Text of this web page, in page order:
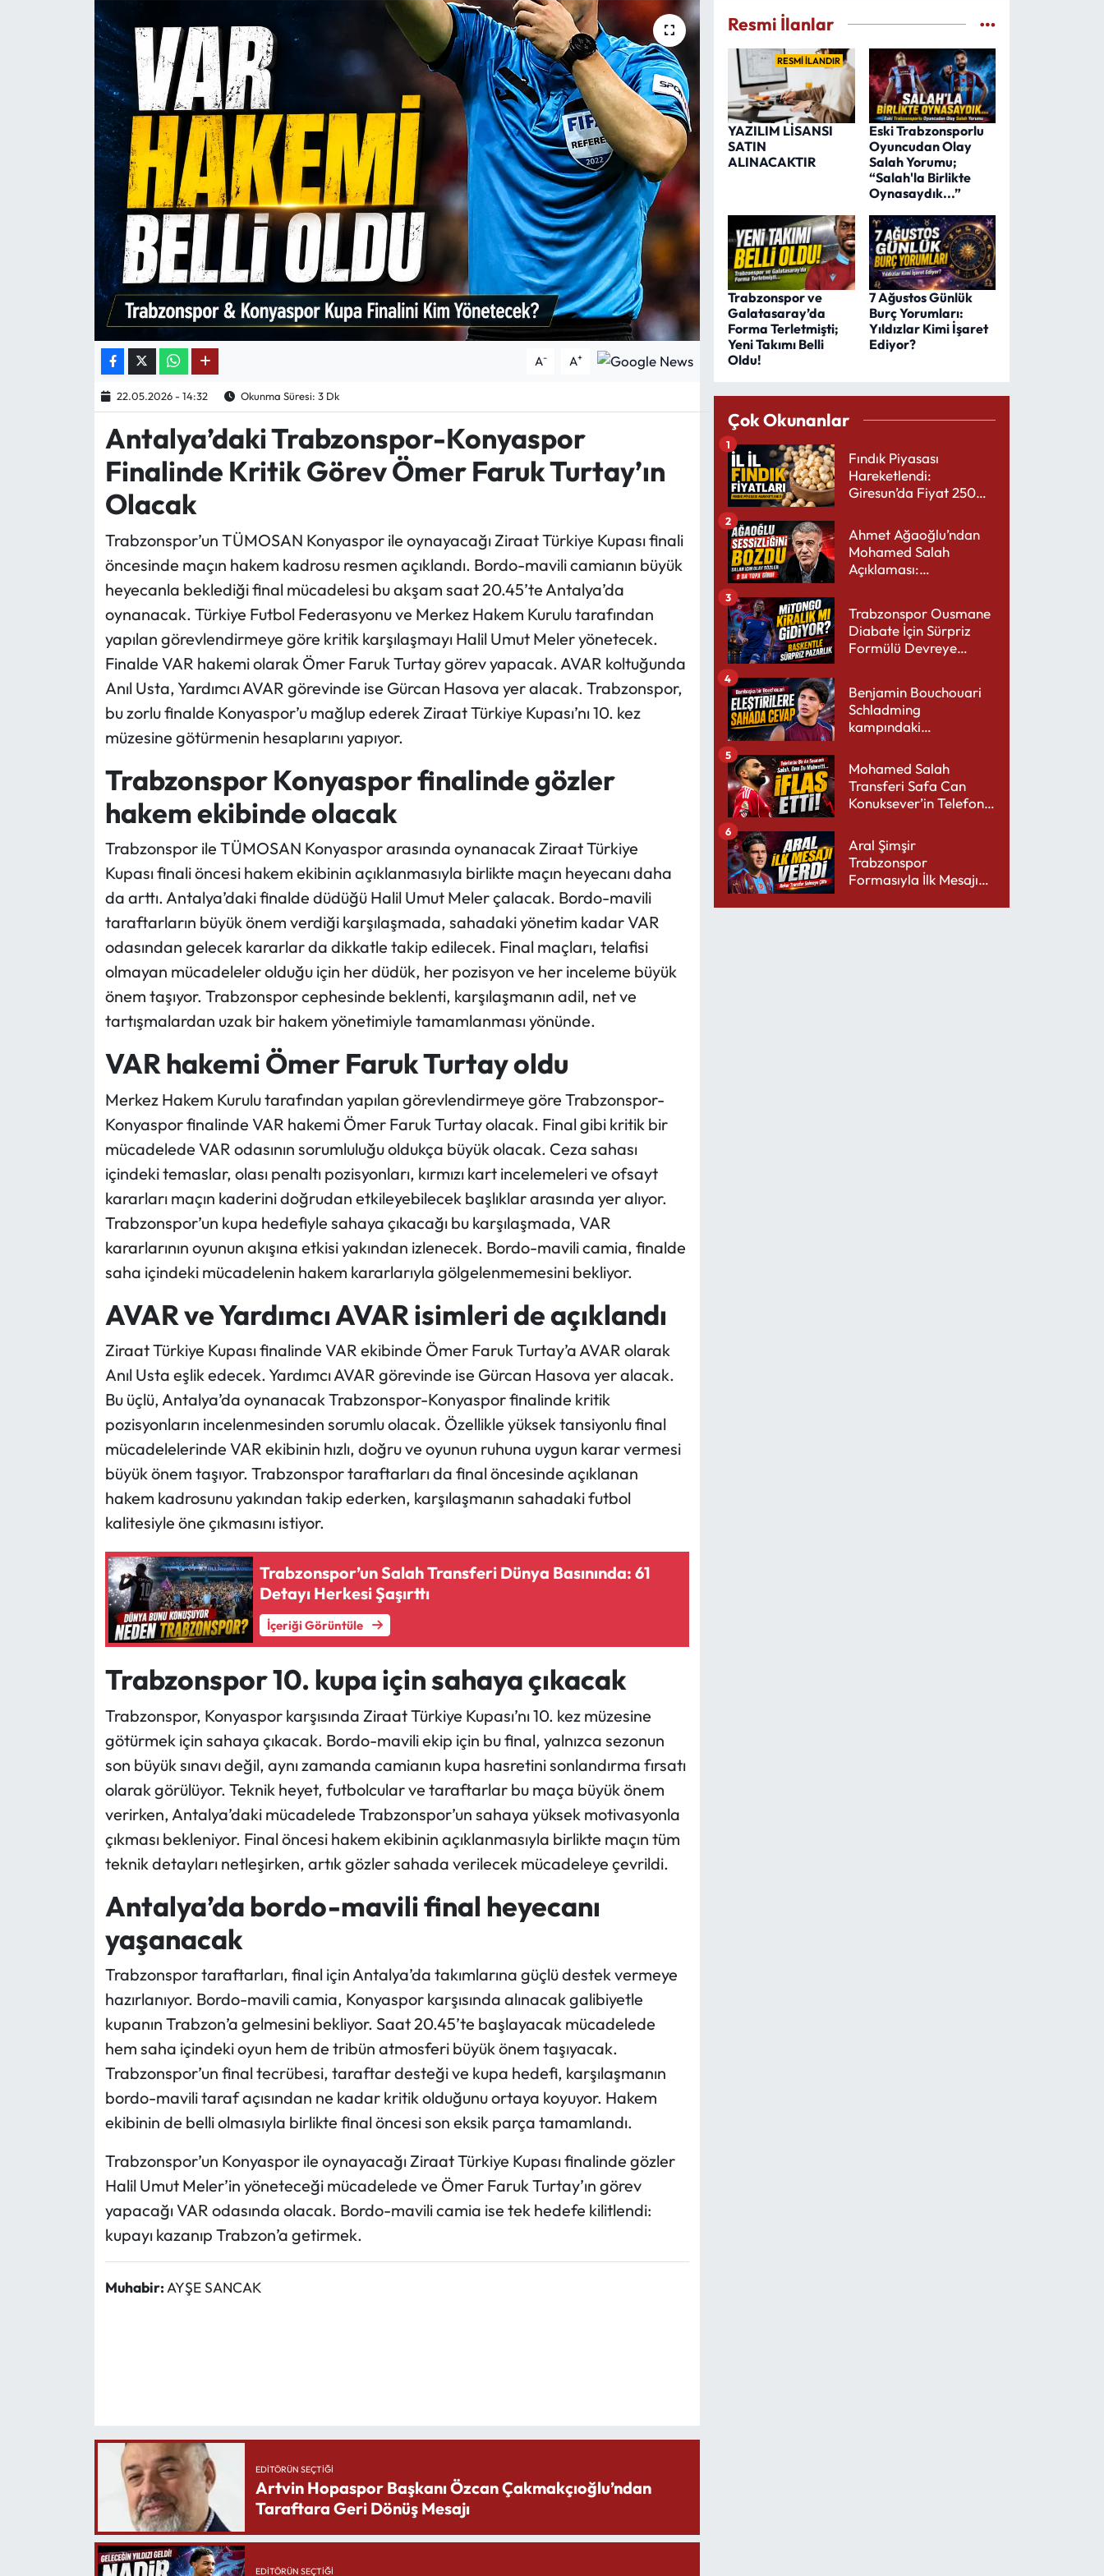
A- A+
22.05.2026 - 14:32 Okunma Süresi: 3 Dk
Antalya’daki Trabzonspor-Konyaspor
Finalinde Kritik Görev Ömer Faruk Turtay’ın
Olacak
Trabzonspor’un TÜMOSAN Konyaspor ile oynayacağı Ziraat Türkiye Kupası finali
öncesinde maçın hakem kadrosu resmen açıklandı. Bordo-mavili camianın büyük
heyecanla beklediği final mücadelesi bu akşam saat 20.45’te Antalya’da
oynanacak. Türkiye Futbol Federasyonu ve Merkez Hakem Kurulu tarafından
yapılan görevlendirmeye göre kritik karşılaşmayı Halil Umut Meler yönetecek.
Finalde VAR hakemi olarak Ömer Faruk Turtay görev yapacak. AVAR koltuğunda
Anıl Usta, Yardımcı AVAR görevinde ise Gürcan Hasova yer alacak. Trabzonspor,
bu zorlu finalde Konyaspor’u mağlup ederek Ziraat Türkiye Kupası’nı 10. kez
müzesine götürmenin hesaplarını yapıyor.
Trabzonspor Konyaspor finalinde gözler
hakem ekibinde olacak
Trabzonspor ile TÜMOSAN Konyaspor arasında oynanacak Ziraat Türkiye
Kupası finali öncesi hakem ekibinin açıklanmasıyla birlikte maçın heyecanı daha
da arttı. Antalya’daki finalde düdüğü Halil Umut Meler çalacak. Bordo-mavili
taraftarların büyük önem verdiği karşılaşmada, sahadaki yönetim kadar VAR
odasından gelecek kararlar da dikkatle takip edilecek. Final maçları, telafisi
olmayan mücadeleler olduğu için her düdük, her pozisyon ve her inceleme büyük
önem taşıyor. Trabzonspor cephesinde beklenti, karşılaşmanın adil, net ve
tartışmalardan uzak bir hakem yönetimiyle tamamlanması yönünde.
VAR hakemi Ömer Faruk Turtay oldu
Merkez Hakem Kurulu tarafından yapılan görevlendirmeye göre Trabzonspor-
Konyaspor finalinde VAR hakemi Ömer Faruk Turtay olacak. Final gibi kritik bir
mücadelede VAR odasının sorumluluğu oldukça büyük olacak. Ceza sahası
içindeki temaslar, olası penaltı pozisyonları, kırmızı kart incelemeleri ve ofsayt
kararları maçın kaderini doğrudan etkileyebilecek başlıklar arasında yer alıyor.
Trabzonspor’un kupa hedefiyle sahaya çıkacağı bu karşılaşmada, VAR
kararlarının oyunun akışına etkisi yakından izlenecek. Bordo-mavili camia, finalde
saha içindeki mücadelenin hakem kararlarıyla gölgelenmemesini bekliyor.
AVAR ve Yardımcı AVAR isimleri de açıklandı
Ziraat Türkiye Kupası finalinde VAR ekibinde Ömer Faruk Turtay’a AVAR olarak
Anıl Usta eşlik edecek. Yardımcı AVAR görevinde ise Gürcan Hasova yer alacak.
Bu üçlü, Antalya’da oynanacak Trabzonspor-Konyaspor finalinde kritik
pozisyonların incelenmesinden sorumlu olacak. Özellikle yüksek tansiyonlu final
mücadelelerinde VAR ekibinin hızlı, doğru ve oyunun ruhuna uygun karar vermesi
büyük önem taşıyor. Trabzonspor taraftarları da final öncesinde açıklanan
hakem kadrosunu yakından takip ederken, karşılaşmanın sahadaki futbol
kalitesiyle öne çıkmasını istiyor.
Trabzonspor’un Salah Transferi Dünya Basınında: 61
Detayı Herkesi Şaşırttı
İçeriği Görüntüle
Trabzonspor 10. kupa için sahaya çıkacak
Trabzonspor, Konyaspor karşısında Ziraat Türkiye Kupası’nı 10. kez müzesine
götürmek için sahaya çıkacak. Bordo-mavili ekip için bu final, yalnızca sezonun
son büyük sınavı değil, aynı zamanda camianın kupa hasretini sonlandırma fırsatı
olarak görülüyor. Teknik heyet, futbolcular ve taraftarlar bu maça büyük önem
verirken, Antalya’daki mücadelede Trabzonspor’un sahaya yüksek motivasyonla
çıkması bekleniyor. Final öncesi hakem ekibinin açıklanmasıyla birlikte maçın tüm
teknik detayları netleşirken, artık gözler sahada verilecek mücadeleye çevrildi.
Antalya’da bordo-mavili final heyecanı
yaşanacak
Trabzonspor taraftarları, final için Antalya’da takımlarına güçlü destek vermeye
hazırlanıyor. Bordo-mavili camia, Konyaspor karşısında alınacak galibiyetle
kupanın Trabzon’a gelmesini bekliyor. Saat 20.45’te başlayacak mücadelede
hem saha içindeki oyun hem de tribün atmosferi büyük önem taşıyacak.
Trabzonspor’un final tecrübesi, taraftar desteği ve kupa hedefi, karşılaşmanın
bordo-mavili taraf açısından ne kadar kritik olduğunu ortaya koyuyor. Hakem
ekibinin de belli olmasıyla birlikte final öncesi son eksik parça tamamlandı.
Trabzonspor’un Konyaspor ile oynayacağı Ziraat Türkiye Kupası finalinde gözler
Halil Umut Meler’in yöneteceği mücadelede ve Ömer Faruk Turtay’ın görev
yapacağı VAR odasında olacak. Bordo-mavili camia ise tek hedefe kilitlendi:
kupayı kazanıp Trabzon’a getirmek.
Muhabir:AYŞE SANCAK
EDITÖRÜN SEÇTIĞI
Artvin Hopaspor Başkanı Özcan Çakmakçıoğlu’ndan
Taraftara Geri Dönüş Mesajı
EDITÖRÜN SEÇTIĞI
Resmi İlanlar
RESMİ İLANDIR
YAZILIM LİSANSI
SATIN
ALINACAKTIR
Eski Trabzonsporlu
Oyuncudan Olay
Salah Yorumu;
“Salah'la Birlikte
Oynasaydık...”
Trabzonspor ve
Galatasaray’da
Forma Terletmişti;
Yeni Takımı Belli
Oldu!
7 Ağustos Günlük
Burç Yorumları:
Yıldızlar Kimi İşaret
Ediyor?
Çok Okunanlar
Fındık Piyasası
Hareketlendi:
Giresun’da Fiyat 250
1
Ahmet Ağaoğlu’ndan
Mohamed Salah
Açıklaması:
Yakışır
2
Trabzonspor Ousmane
Diabate İçin Sürpriz
Formülü Devreye
3
Benjamin Bouchouari
Schladming
kampındaki
4
Mohamed Salah
Transferi Safa Can
Konuksever’in Telefon
5
Aral Şimşir
Trabzonspor
Formasıyla İlk Mesajını
6
Mektup Galeri
Röportaj
Köşe Yazıları
Karikatür Galeri
ASTROLOJİ
Spor Yazıları
Mektup Galeri
Ekonomi